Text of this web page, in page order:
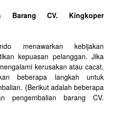
Barang CV. Kingkoper
menawarkan kebijakan
kepuasan pelanggan. Jika
kerusakan atau cacat,
beberapa langkah untuk
{Berikut adalah beberapa
pengembalian barang CV.